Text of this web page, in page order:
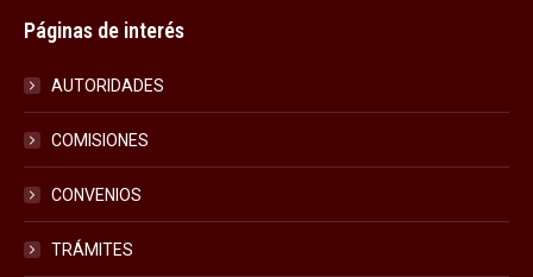
Páginas de interés
AUTORIDADES
COMISIONES
CONVENIOS
TRÁMITES